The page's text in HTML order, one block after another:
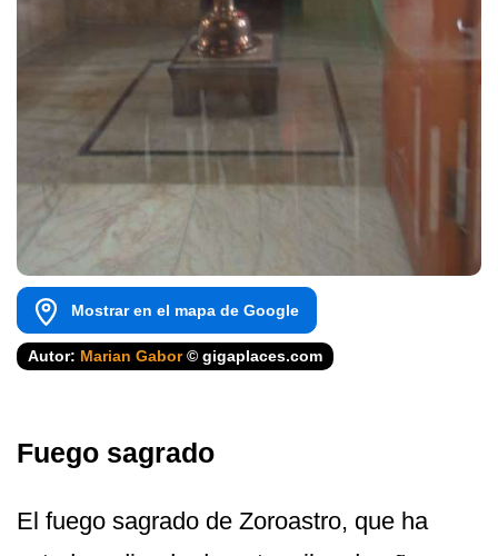
Mostrar en el mapa de Google
Autor: Marian Gabor© gigaplaces.com
Fuego sagrado
El fuego sagrado de Zoroastro, que ha